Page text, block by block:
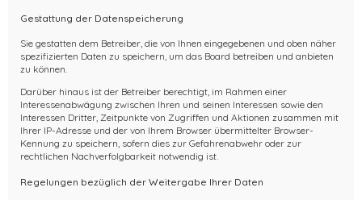
Gestattung der Datenspeicherung
Sie gestatten dem Betreiber, die von Ihnen eingegebenen und oben näher
spezifizierten Daten zu speichern, um das Board betreiben und anbieten
zu können.
Darüber hinaus ist der Betreiber berechtigt, im Rahmen einer
Interessenabwägung zwischen Ihren und seinen Interessen sowie den
Interessen Dritter, Zeitpunkte von Zugriffen und Aktionen zusammen mit
Ihrer IP-Adresse und der von Ihrem Browser übermittelter Browser-
Kennung zu speichern, sofern dies zur Gefahrenabwehr oder zur
rechtlichen Nachverfolgbarkeit notwendig ist.
Regelungen bezüglich der Weitergabe Ihrer Daten